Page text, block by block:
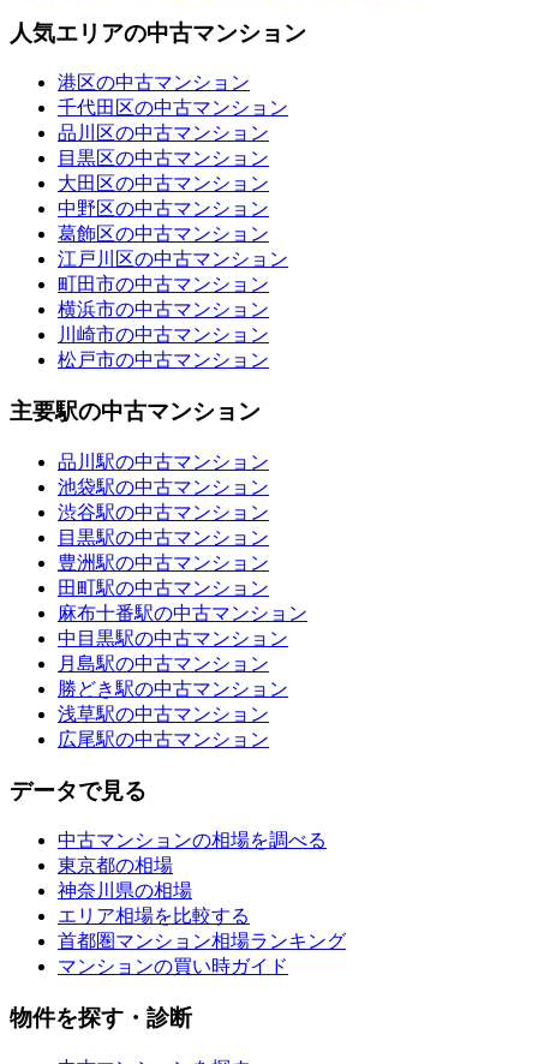
人気エリアの中古マンション
港区の中古マンション
千代田区の中古マンション
品川区の中古マンション
目黒区の中古マンション
大田区の中古マンション
中野区の中古マンション
葛飾区の中古マンション
江戸川区の中古マンション
町田市の中古マンション
横浜市の中古マンション
川崎市の中古マンション
松戸市の中古マンション
主要駅の中古マンション
品川駅の中古マンション
池袋駅の中古マンション
渋谷駅の中古マンション
目黒駅の中古マンション
豊洲駅の中古マンション
田町駅の中古マンション
麻布十番駅の中古マンション
中目黒駅の中古マンション
月島駅の中古マンション
勝どき駅の中古マンション
浅草駅の中古マンション
広尾駅の中古マンション
データで見る
中古マンションの相場を調べる
東京都の相場
神奈川県の相場
エリア相場を比較する
首都圏マンション相場ランキング
マンションの買い時ガイド
物件を探す・診断